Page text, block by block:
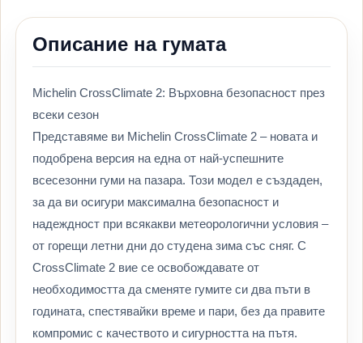
Описание на гумата
Michelin CrossClimate 2: Върховна безопасност през
всеки сезон
Представяме ви Michelin CrossClimate 2 – новата и
подобрена версия на една от най-успешните
всесезонни гуми на пазара. Този модел е създаден,
за да ви осигури максимална безопасност и
надеждност при всякакви метеорологични условия –
от горещи летни дни до студена зима със сняг. С
CrossClimate 2 вие се освобождавате от
необходимостта да сменяте гумите си два пъти в
годината, спестявайки време и пари, без да правите
компромис с качеството и сигурността на пътя.